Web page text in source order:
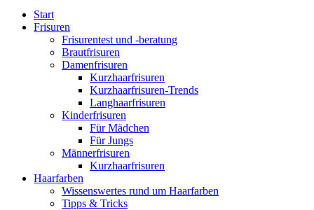
Start
Frisuren
Frisurentest und -beratung
Brautfrisuren
Damenfrisuren
Kurzhaarfrisuren
Kurzhaarfrisuren-Trends
Langhaarfrisuren
Kinderfrisuren
Für Mädchen
Für Jungs
Männerfrisuren
Kurzhaarfrisuren
Haarfarben
Wissenswertes rund um Haarfarben
Tipps & Tricks